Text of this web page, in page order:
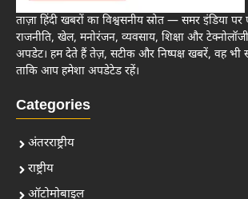
ताज़ा हिंदी खबरों का विश्वसनीय स्रोत — समर इंडिया पर पढ़ें
राजनीति, खेल, मनोरंजन, व्यवसाय, शिक्षा और
अपडेट। हम देते हैं तेज़, सटीक और निष्पक्ष खबरें, वह भी
ताकि आप हमेशा अपडेटेड रहें।
Categories
अंतरराष्ट्रीय
राष्ट्रीय
ऑटोमोबाइल